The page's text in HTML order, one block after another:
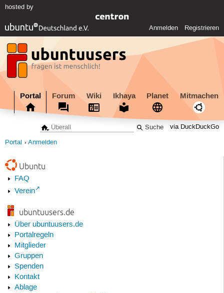
hosted by
Anmelden Registrieren
Portal Forum Wiki Ikhaya Planet Mitmachen
via DuckDuckGo
Portal Anmelden
Ubuntu
FAQ
Verein
ubuntuusers.de
Über ubuntuusers.de
Portalregeln
Mitglieder
Gruppen
Spenden
Kontakt
Ablage